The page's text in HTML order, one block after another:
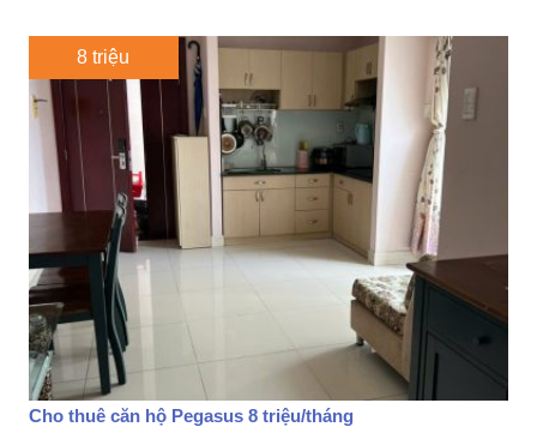
8 triệu
Cho thuê căn hộ Pegasus 8 triệu/tháng